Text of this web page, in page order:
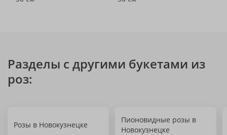
Разделы с другими букетами из
роз:
Розы в Новокузнецке
Пионовидные розы в
Новокузнецке